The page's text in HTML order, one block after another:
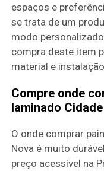
espaços e
se trata de um
modo
compra deste item
material e
Compre onde
laminado
O onde comprar
Nova é muito
preço acessível na